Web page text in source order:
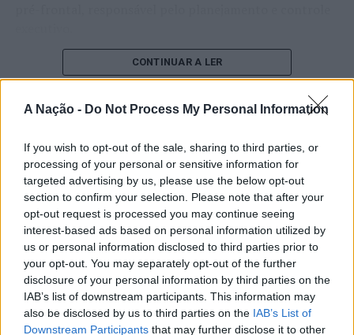
A Nação - Do Not Process My Personal Information
If you wish to opt-out of the sale, sharing to third parties, or
processing of your personal or sensitive information for
targeted advertising by us, please use the below opt-out
section to confirm your selection. Please note that after your
opt-out request is processed you may continue seeing
interest-based ads based on personal information utilized by
us or personal information disclosed to third parties prior to
your opt-out. You may separately opt-out of the further
disclosure of your personal information by third parties on the
IAB’s list of downstream participants. This information may
also be disclosed by us to third parties on the IAB’s List of
Downstream Participants that may further disclose it to other
O pesquisador afirma que plataformas digitais também
estimulam continuamente o sistema de recompensa do
cérebro, favorecendo a fadiga mental, a dificuldade de
manter a atenção e a procrastinação. Na sua visão,
aumentam a sensação de sobrecarga, enquanto o stress
prolongado pode elevar os níveis de cortisol e
prejudicar o desempenho cognitivo.
Fabiano de Abreu Agrela Rodrigues ressalta que não há
evidências de que o ambiente digital provoque mudanças
genéticas na espécie humana. A adaptação observada,
afirma, ocorre por meio da neuroplasticidade, processo
pelo qual os circuitos neurais se reorganizam em
resposta às experiências.
CONTINUAR A LER
“Millennium Estoril Open 2026”
regressou ao circuito ATP com
vitória do francês Luca Van Assche
Publicado 1 dia atrás on 07/08/2026
Por Ígor Lopes
O “Millennium Estoril Open 2026” decorreu entre os